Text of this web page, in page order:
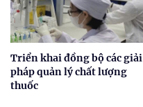
Triển khai đồng bộ các giải
pháp quản lý chất lượng
thuốc